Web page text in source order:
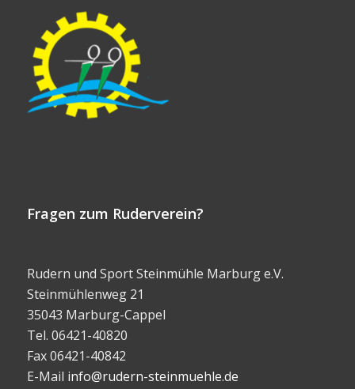
Fragen zum Ruderverein?
Rudern und Sport Steinmühle Marburg e.V.
Steinmühlenweg 21
35043 Marburg-Cappel
Tel. 06421-40820
Fax 06421-40842
E-Mail info@rudern-steinmuehle.de